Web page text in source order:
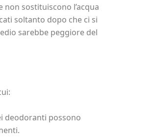
sostituiscono l’acqua
soltanto dopo che ci si
sarebbe peggiore del
deodoranti possono